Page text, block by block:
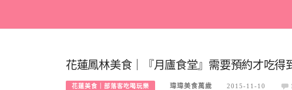
花蓮鳳林美食｜『月廬食堂』需要預約才吃得
花蓮美食｜部落客吃喝玩樂 瑋瑋美食萬歲 2015-11-10